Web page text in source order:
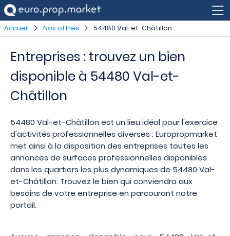
Accueil Nos offres 54480 Val-et-Châtillon
Entreprises : trouvez un bien
disponible à 54480 Val-et-
Châtillon
54480 Val-et-Châtillon est un lieu idéal pour l'exercice
d'activités professionnelles diverses : Europropmarket
met ainsi à la disposition des entreprises toutes les
annonces de surfaces professionnelles disponibles
dans les quartiers les plus dynamiques de 54480 Val-
et-Châtillon. Trouvez le bien qui conviendra aux
besoins de votre entreprise en parcourant notre
portail.